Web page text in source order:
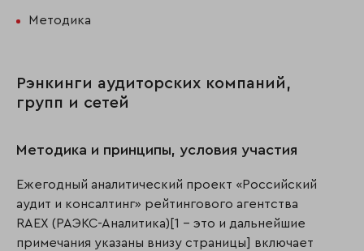
Методика
Рэнкинги аудиторских компаний,
групп и сетей
Методика и принципы, условия участия
Ежегодный аналитический проект «Российский
аудит и консалтинг» рейтингового агентства
RAEX (РАЭКС-Аналитика)[1 - это и дальнейшие
примечания указаны внизу страницы] включает